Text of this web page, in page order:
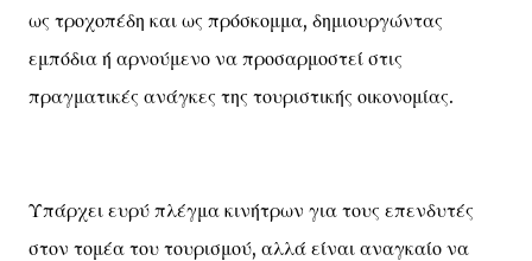
ως τροχοπέδη και ως πρόσκομμα, δημιουργώντας
εμπόδια ή αρνούμενο να προσαρμοστεί στις
πραγματικές ανάγκες της τουριστικής οικονομίας.
Υπάρχει ευρύ πλέγμα κινήτρων για τους επενδυτές
στον τομέα του τουρισμού, αλλά είναι αναγκαίο να